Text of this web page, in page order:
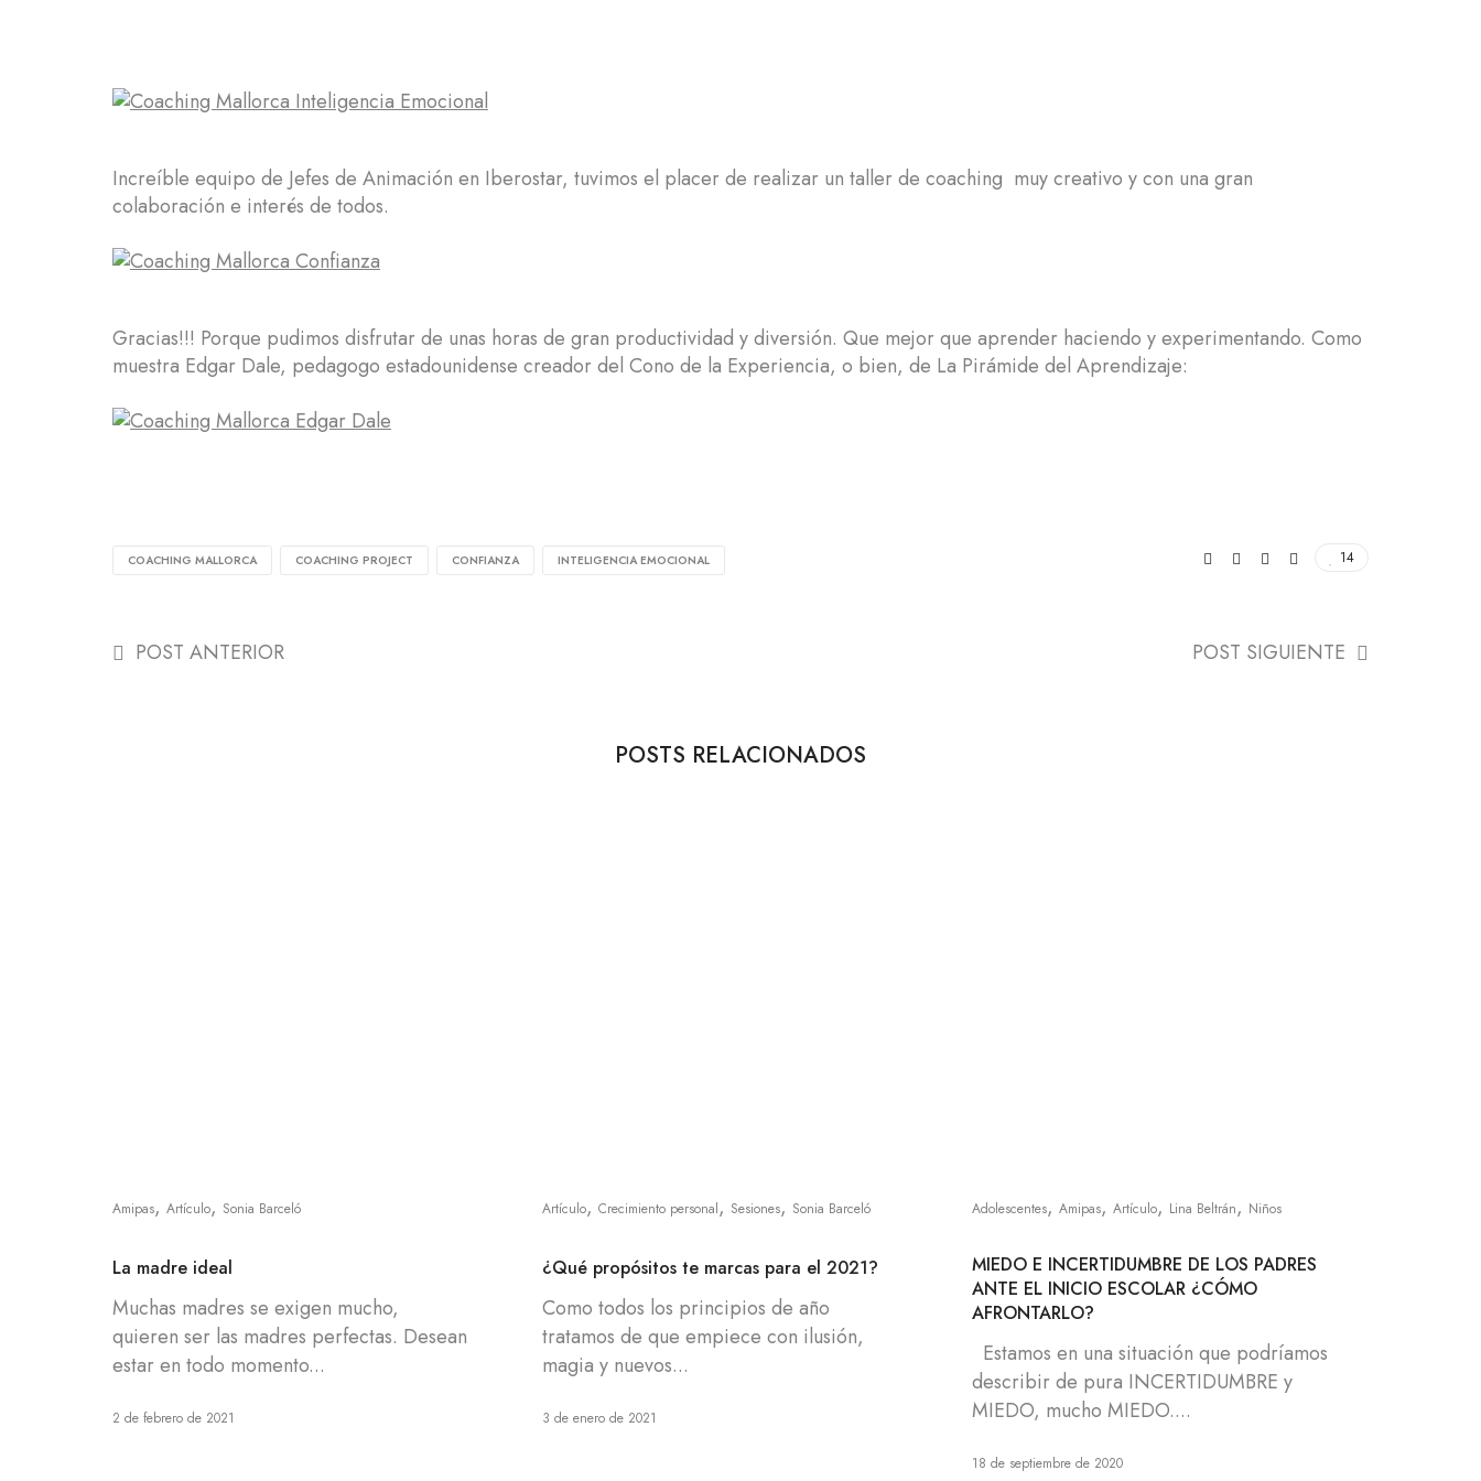
Increíble equipo de Jefes de Animación en Iberostar, tuvimos el placer de realizar un taller de coaching muy creativo y con una gran
colaboración e interés de todos.
Gracias!!! Porque pudimos disfrutar de unas horas de gran productividad y diversión. Que mejor que aprender haciendo y experimentando. Como
muestra Edgar Dale, pedagogo estadounidense creador del Cono de la Experiencia, o bien, de La Pirámide del Aprendizaje:
COACHING MALLORCA COACHING PROJECT CONFIANZA INTELIGENCIA EMOCIONAL 14
POST ANTERIOR POST SIGUIENTE
POSTS RELACIONADOS
Amipas, Artículo, Sonia Barceló
La madre ideal
Muchas madres se exigen mucho,
quieren ser las madres perfectas. Desean
estar en todo momento...
2 de febrero de 2021
Artículo, Crecimiento personal, Sesiones, Sonia Barceló
¿Qué propósitos te marcas para el 2021?
Como todos los principios de año
tratamos de que empiece con ilusión,
magia y nuevos...
3 de enero de 2021
Adolescentes, Amipas, Artículo, Lina Beltrán, Niños
MIEDO E INCERTIDUMBRE DE LOS PADRES
ANTE EL INICIO ESCOLAR ¿CÓMO
AFRONTARLO?
Estamos en una situación que podríamos
describir de pura INCERTIDUMBRE y
MIEDO, mucho MIEDO....
18 de septiembre de 2020